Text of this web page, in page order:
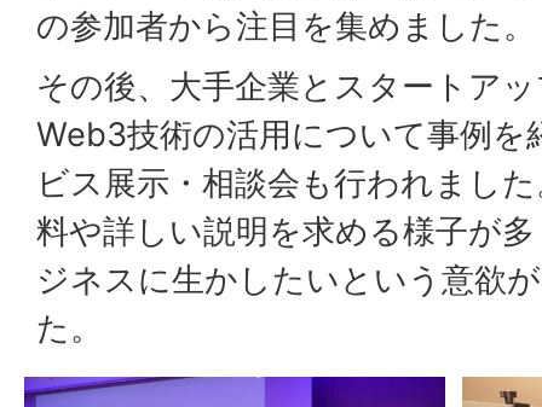
の参加者から注目を集めました。
その後、大手企業とスタートア
Web3技術の活用について事例を
ビス展示・相談会も行われまし
料や詳しい説明を求める様子が
ジネスに生かしたいという意欲
た。